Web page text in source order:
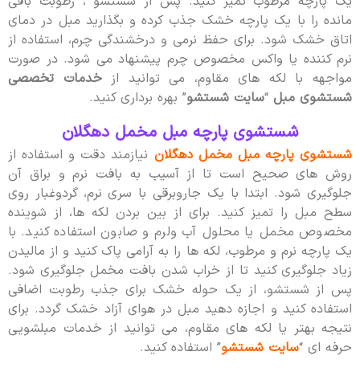
مانده را با یک پارچه خشک جذب کرده و بگذارید مبل در دمای
اتاق خشک شود. برای حفظ نرمی و درخشندگی چرم، استفاده از
نرم کننده یا واکس مخصوص چرم پیشنهاد می شود. در صورت
مواجهه با لکه های مقاوم، می توانید از خدمات تخصصی
شستشوی مبل سایت شستشو” بهره برداری کنید.
شستشوی پارچه مبل مخمل دهگلان
شستشوی پارچه مبل مخمل دهگلاننیازمند دقت و استفاده از
روش های صحیح است تا از آسیب به بافت نرم و براق آن
جلوگیری شود. ابتدا با یک جاروبرقی با سری نرم، گردوغبار روی
سطح مبل را تمیز کنید. برای از بین بردن لکه ها، از شوینده
مخصوص مخمل یا محلول آب ولرم و صابون استفاده کنید. با
یک پارچه نرم و مرطوب، لکه ها را به آرامی پاک کنید و از مالیدن
زیاد جلوگیری کنید تا از خراب شدن بافت مخمل جلوگیری شود.
پس از شستشو، از یک حوله خشک برای جذب رطوبت اضافی
استفاده کنید و اجازه دهید مبل در هوای آزاد خشک گردد. برای
نتیجه بهتر یا لکه های مقاوم، می توانید از خدمات مبلشویی
حرفه ای “ سایت شستشو” استفاده کنید.